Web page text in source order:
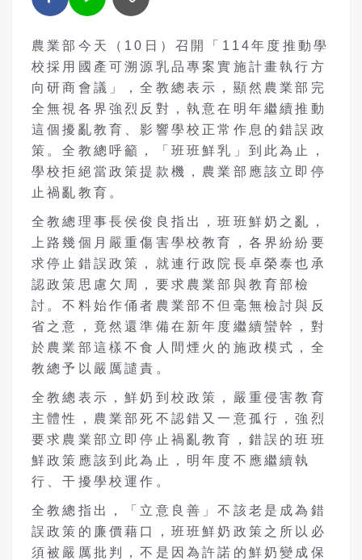
農業部今天（10日）召開「114年度推動學
校採用國產可溯源乳品專案實施計畫執行方
向研商會議」，全教總表示，顯然農業部完
全無視各界強烈反對，執意在明年繼續推動
這個擾亂教育、影響學校正常作息的錯誤政
策。全教總呼籲，「班班鮮乳」到此為止，
學校拒絕當政策提款機，農業部應該立即停
止禍亂教育。
全教總理事長侯俊良指出，班班鮮奶之亂，
上路幾個月嚴重傷害學校教育，各界紛紛要
求停止錯誤政策，就連行政院長卓榮泰也承
認政策思慮欠周，要求農業部與教育部檢
討。不料始作俑者農業部不但毫無檢討與反
省之意，竟然還準備在新年度繼續蠻幹，對
於農業部這樣不食人間煙火的施政模式，全
教總予以嚴厲譴責。
全教總表示，鮮奶到校政策，嚴重侵害教育
主體性，農業部死不認錯又一意孤行，強烈
要求農業部立即停止禍亂教育，錯誤的班班
鮮政策應該到此為止，明年度不應繼續執
行、干擾學校運作。
全教總指出，「立意良善」不該老是成為錯
誤政策的廉價藉口，班班鮮奶政策之所以必
須被嚴厲批判，不是因為許諾的鮮奶變成保